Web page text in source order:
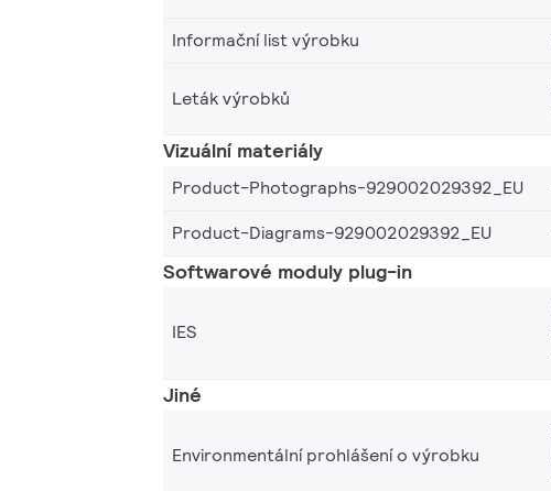
Informační list výrobku
Leták výrobků
Vizuální materiály
Product-Photographs-929002029392_EU
Product-Diagrams-929002029392_EU
Softwarové moduly plug-in
IES
Jiné
Environmentální prohlášení o výrobku